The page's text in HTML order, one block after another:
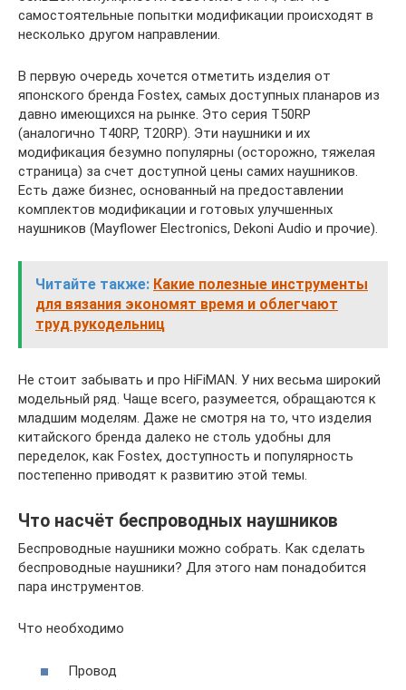
самостоятельные попытки модификации происходят в
несколько другом направлении.
В первую очередь хочется отметить изделия от
японского бренда Fostex, самых доступных планаров из
давно имеющихся на рынке. Это серия T50RP
(аналогично T40RP, T20RP). Эти наушники и их
модификация безумно популярны (осторожно, тяжелая
страница) за счет доступной цены самих наушников.
Есть даже бизнес, основанный на предоставлении
комплектов модификации и готовых улучшенных
наушников (Mayflower Electronics, Dekoni Audio и прочие).
Читайте также: Какие полезные инструменты
для вязания экономят время и облегчают
труд рукодельниц
Не стоит забывать и про HiFiMAN. У них весьма широкий
модельный ряд. Чаще всего, разумеется, обращаются к
младшим моделям. Даже не смотря на то, что изделия
китайского бренда далеко не столь удобны для
переделок, как Fostex, доступность и популярность
постепенно приводят к развитию этой темы.
Что насчёт беспроводных наушников
Беспроводные наушники можно собрать. Как сделать
беспроводные наушники? Для этого нам понадобится
пара инструментов.
Что необходимо
Провод